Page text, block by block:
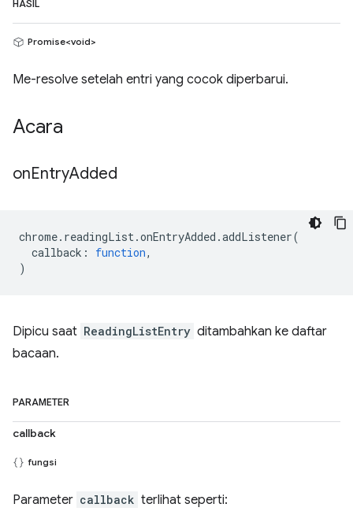
HASIL
Promise<void>
Me-resolve setelah entri yang cocok diperbarui.
Acara
onEntryAdded
chrome. readingList .onEntryAdded .addListener(
callback : function,
)
Dipicu saat ReadingListEntry ditambahkan ke daftar
bacaan.
PARAMETER
callback
fungsi
Parameter callback terlihat seperti: